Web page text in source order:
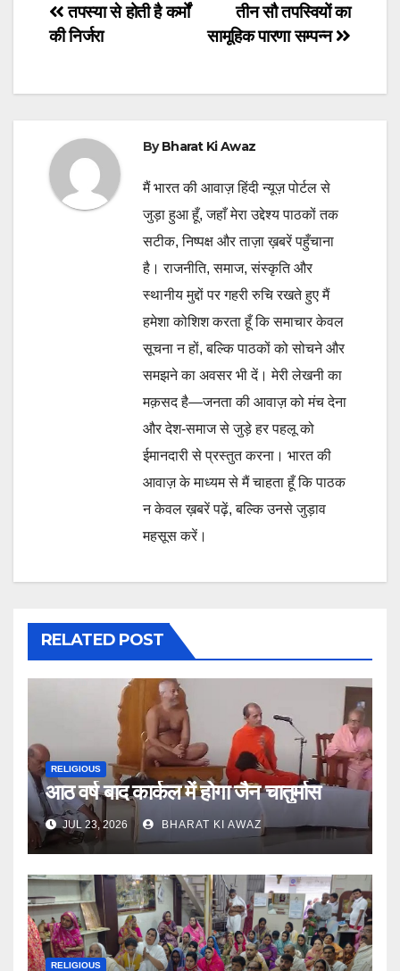
Post
तीन सौ तपस्वियों का
सामूहिक पारणा सम्पन्न
तपस्या से होती है कर्मों
की निर्जरा
ByBharat Ki Awaz
मैं भारत की आवाज़ हिंदी न्यूज़ पोर्टल से
जुड़ा हुआ हूँ, जहाँ मेरा उद्देश्य पाठकों तक
सटीक, निष्पक्ष और ताज़ा ख़बरें पहुँचाना
है। राजनीति, समाज, संस्कृति और
स्थानीय मुद्दों पर गहरी रुचि रखते हुए मैं
हमेशा कोशिश करता हूँ कि समाचार केवल
सूचना न हों, बल्कि पाठकों को सोचने और
समझने का अवसर भी दें। मेरी लेखनी का
मक़सद है—जनता की आवाज़ को मंच देना
और देश-समाज से जुड़े हर पहलू को
ईमानदारी से प्रस्तुत करना। भारत की
आवाज़ के माध्यम से मैं चाहता हूँ कि पाठक
न केवल ख़बरें पढ़ें, बल्कि उनसे जुड़ाव
महसूस करें।
RELATED POST
RELIGIOUS
आठ वर्ष बाद कार्कल में होगा जैन चातुर्मास
JUL 23, 2026 BHARAT KI AWAZ
RELIGIOUS